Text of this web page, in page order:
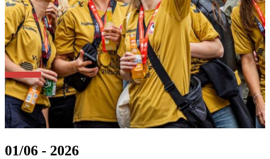
01/06 - 2026